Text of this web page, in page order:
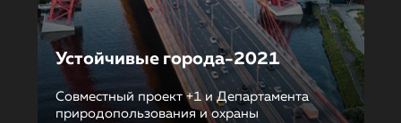
Устойчивые города-2021
Совместный проект +1 и Департамента
природопользования и охраны